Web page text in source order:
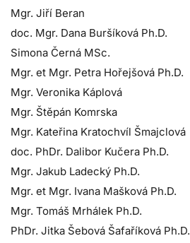
Mgr. Jiří Beran
doc. Mgr. Dana Buršíková Ph.D.
Simona Černá MSc.
Mgr. et Mgr. Petra Hořejšová Ph.D.
Mgr. Veronika Káplová
Mgr. Štěpán Komrska
Mgr. Kateřina Kratochvíl Šmajclová
doc. PhDr. Dalibor Kučera Ph.D.
Mgr. Jakub Ladecký Ph.D.
Mgr. et Mgr. Ivana Mašková Ph.D.
Mgr. Tomáš Mrhálek Ph.D.
PhDr. Jitka Šebová Šafaříková Ph.D.